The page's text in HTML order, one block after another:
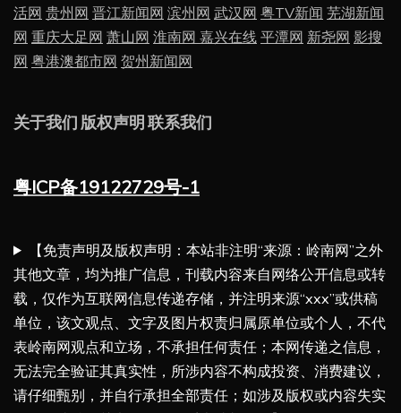
活网 贵州网 晋江新闻网 滨州网 武汉网 粤TV新闻 芜湖新闻
网 重庆大足网 萧山网 淮南网 嘉兴在线 平潭网 新尧网 影搜
网 粤港澳都市网 贺州新闻网
关于我们 版权声明 联系我们
粤ICP备19122729号-1
【免责声明及版权声明：本站非注明“来源：岭南网”之外
其他文章，均为推广信息，刊载内容来自网络公开信息或转
载，仅作为互联网信息传递存储，并注明来源“xxx”或供稿
单位，该文观点、文字及图片权责归属原单位或个人，不代
表岭南网观点和立场，不承担任何责任；本网传递之信息，
无法完全验证其真实性，所涉内容不构成投资、消费建议，
请仔细甄别，并自行承担全部责任；如涉及版权或内容失实